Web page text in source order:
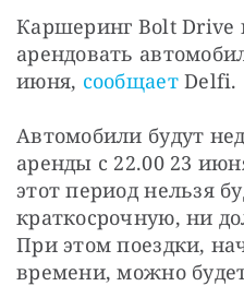
Каршеринг Bolt Drive
арендовать
июня, сообщает Delfi.
Автомобили будут
аренды с 22.00 23
этот период нельзя
краткосрочную, ни
При этом поездки,
времени, можно